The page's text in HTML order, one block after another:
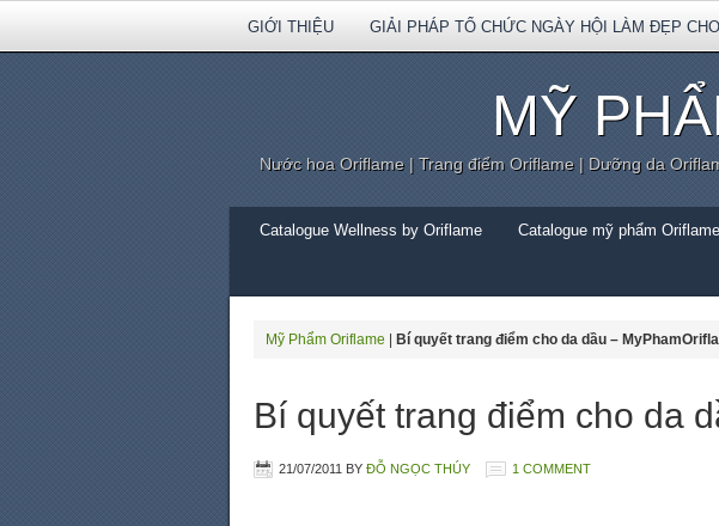
GIỚI THIỆU GIẢI PHÁP TỔ CHỨC NGÀY HỘI LÀM ĐẸP
MỸ
Nước hoa Oriflame | Trang điểm Oriflame | Dưỡng da
Catalogue Wellness by Oriflame Catalogue mỹ phẩm
Mỹ Phẩm Oriflame Bí quyết trang điểm cho da dầu –
Bí quyết trang điểm cho da
21/07/2011 BY ĐỖ NGỌC THÚY 1 COMMENT